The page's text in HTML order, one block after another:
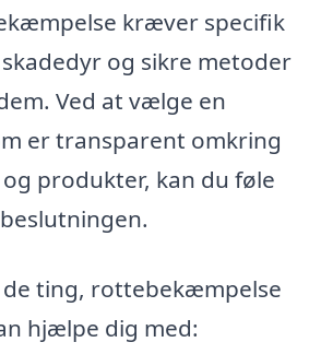
kræver specifik
og sikre metoder
Ved at vælge en
er transparent omkring
produkter, kan du føle
de ting, rottebekæmpelse
hjælpe dig med: